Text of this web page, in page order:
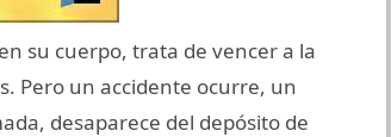
su cuerpo, trata de vencer a la
Pero un accidente ocurre, un
desaparece del depósito de